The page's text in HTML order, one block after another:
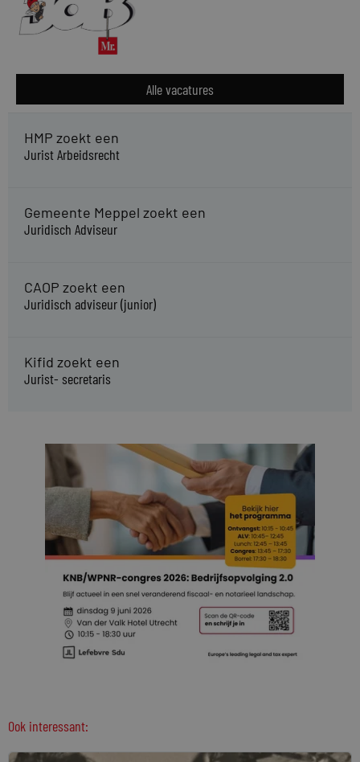
Alle vacatures
HMP zoekt een
Jurist Arbeidsrecht
Gemeente Meppel zoekt een
Juridisch Adviseur
CAOP zoekt een
Juridisch adviseur (junior)
Kifid zoekt een
Jurist- secretaris
Ook interessant: